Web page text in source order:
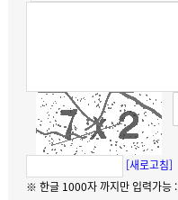
[새로고침]
※ 한글 1000자 까지만 입력가능 :